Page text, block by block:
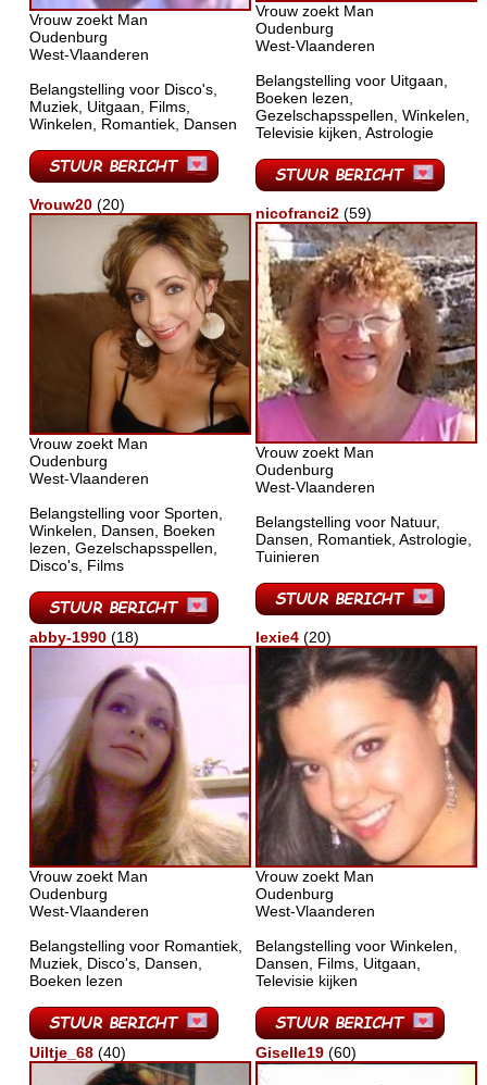
Vrouw zoekt Man
Oudenburg
West-Vlaanderen
Belangstelling voor Disco's,
Muziek, Uitgaan, Films,
Winkelen, Romantiek, Dansen
Vrouw zoekt Man
Oudenburg
West-Vlaanderen
Belangstelling voor Uitgaan,
Boeken lezen,
Gezelschapsspellen, Winkelen,
Televisie kijken, Astrologie
Vrouw20 (20)
Vrouw zoekt Man
Oudenburg
West-Vlaanderen
Belangstelling voor Sporten,
Winkelen, Dansen, Boeken
lezen, Gezelschapsspellen,
Disco's, Films
nicofranci2 (59)
Vrouw zoekt Man
Oudenburg
West-Vlaanderen
Belangstelling voor Natuur,
Dansen, Romantiek, Astrologie,
Tuinieren
abby-1990 (18)
Vrouw zoekt Man
Oudenburg
West-Vlaanderen
Belangstelling voor Romantiek,
Muziek, Disco's, Dansen,
Boeken lezen
lexie4 (20)
Vrouw zoekt Man
Oudenburg
West-Vlaanderen
Belangstelling voor Winkelen,
Dansen, Films, Uitgaan,
Televisie kijken
Uiltje_68 (40) Giselle19 (60)